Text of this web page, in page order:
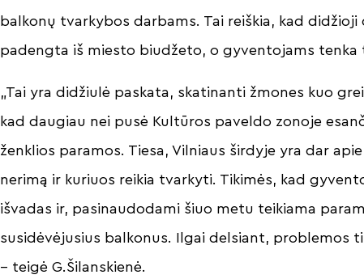
balkonų tvarkybos darbams. Tai reiškia, kad
padengta iš miesto biudžeto, o gyventojams tenka
„Tai yra didžiulė paskata, skatinanti žmones kuo
kad daugiau nei pusė Kultūros paveldo zonoje
ženklios paramos. Tiesa, Vilniaus širdyje yra dar
nerimą ir kuriuos reikia tvarkyti. Tikimės, kad
išvadas ir, pasinaudodami šiuo metu teikiama
susidėvėjusius balkonus. Ilgai delsiant, problemos
– teigė G.Šilanskienė.